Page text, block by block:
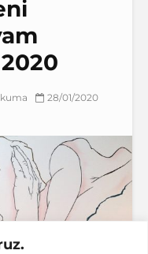
28/01/2020